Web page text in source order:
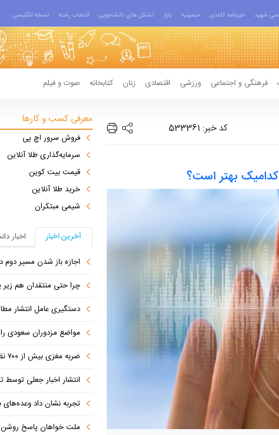
شهید خبرنامه کاغذی حسینیه بازار تشکل های دانشجویی انتخاب رشته نسخه انگلیسی
فرهنگی و اجتماعی ورزشی اقتصادی زنان کتابخانه صوت و فیلم
کد خبر: 533361
کدامیک بهتر است؟
معرفی کسب و کارها
فروش سرور اچ پی
سرمایه‌گذاری طلا آنلاین
قیمت بیت کوین
خرید طلا آنلاین
شیمی مبتکران
آخرین اخبار
اخبار
اجازه باز شدن مسیر دوم در
چرا حتی منتقدان هم زیر پرچم
دستگیری عامل انتشار مطالب
مواضع مزدوران سعودی را با
ضربه مغزی بیش از ۷۰۰ نظامی آمریکایی در حملات ایران
انتشار اخبار جعلی توسط
تجربه نشان داد وعده‌های
ملت خواهان پاسخ